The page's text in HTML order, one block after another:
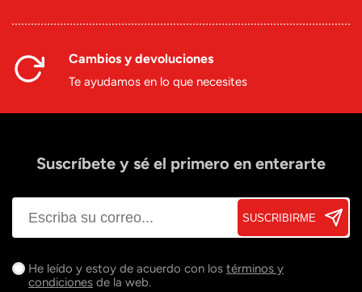
Cambios y devoluciones
Te ayudamos en lo que necesites
Suscríbete y sé el primero en enterarte
SUSCRIBIRME
He leído y estoy de acuerdo con los términos y
condiciones de la web.